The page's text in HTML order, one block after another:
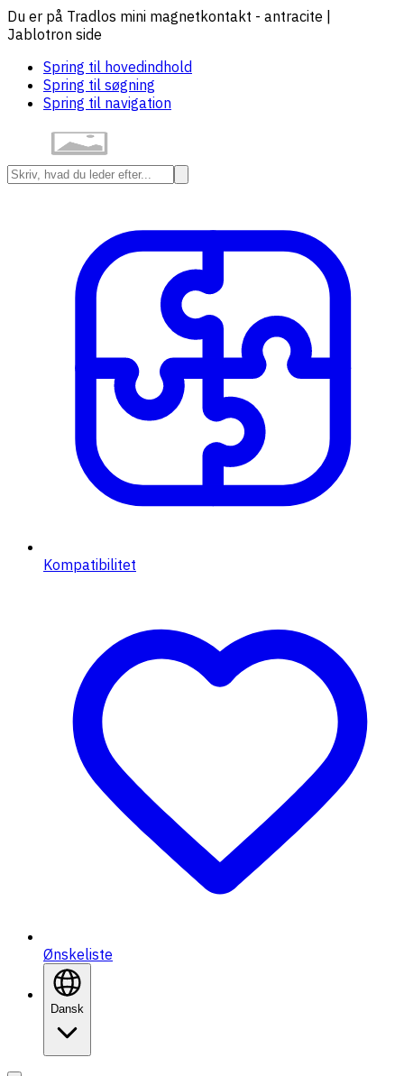
Du er på Tradlos mini magnetkontakt - antracite |
Jablotron side
Spring til hovedindhold
Spring til søgning
Spring til navigation
Kompatibilitet
Ønskeliste
Dansk